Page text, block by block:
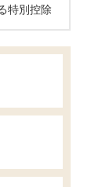
特別控除